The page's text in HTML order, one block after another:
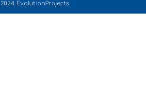
2024 EvolutionProjects